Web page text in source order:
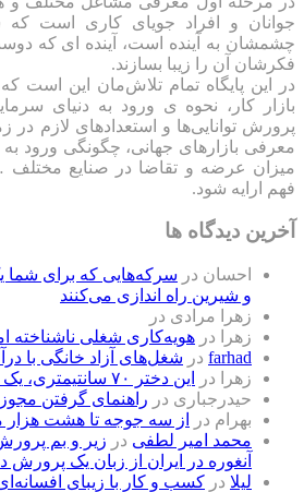
و افراد جویای کاری است که
به آینده است، آینده ای که دوست
آن را زیبا بسازند.
این پایگاه تمام تلاش‌مان این است که
کار، نحوه ی ورود به دنیای
توانایی‌ها و استعدادهای لازم در
بازارهای جهانی، چگونگی ورود به
عرضه و تقاضا در صنایع مختلف ….
ارایه شود.
دیدگاه ها
احساندرسرکه‌هایی که برای شما
و شیرین راه اندازی می‌کنند
زهرا مرادی در
زهرا در
هویه‌کاری شغلی ناشناخته اما
farhadدرشغل‌های آزاد خانگی با
زهرا در
این دختر ۷۰ سانتیمتری، یک کارآفرین نمونه است
حیدرجباریدرراهنمای گرفتن مجوز
بهرامدراز سه جوجه تا هشت هزار
محمد امیر لطفیدرزیر و بم پرورش
آنغوره در ایران از زبان یک پرورش
لیلا
درکسب و کار با زیبای افسانه‌ای